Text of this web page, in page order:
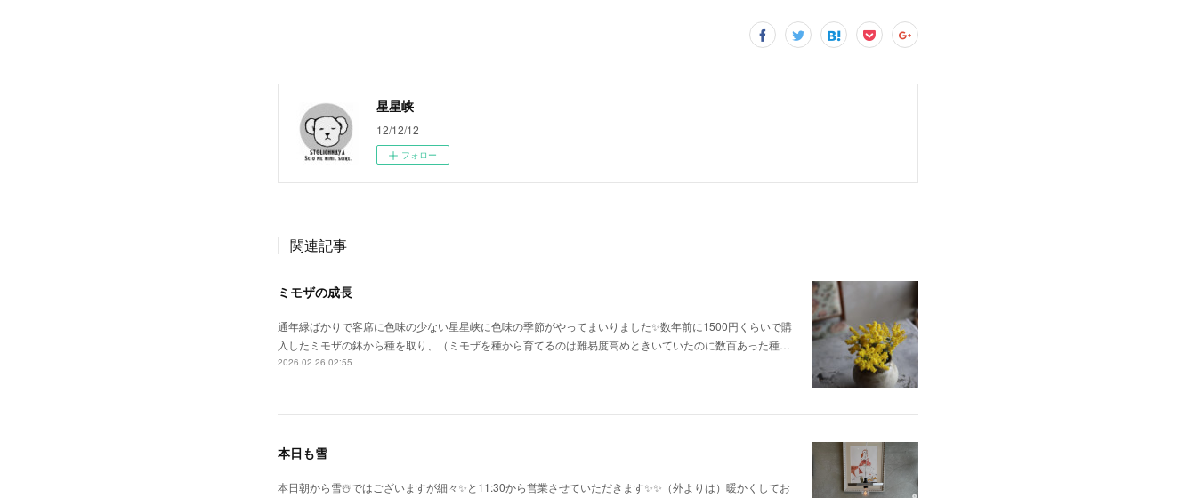
星星峡
12/12/12
フォロー
関連記事
ミモザの成長
通年緑ばかりで客席に色味の少ない星星峡に色味の季節がやってまいりました✨数年前に1500円くらいで購
入したミモザの鉢から種を取り、（ミモザを種から育てるのは難易度高めときいていたのに数百あった種…
2026.02.26 02:55
本日も雪
本日朝から雪☃️ではございますが細々✨と11:30から営業させていただきます✨✨（外よりは）暖かくしてお